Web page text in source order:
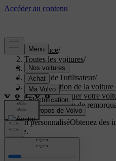
Assistance/
Toutes les voitures/
EC40 2027/
Manuel de l'utilisateur/
Immobilisation de la voiture
Faire remorquer votre
Activer le mode de
Soutien personnaliséObtenez des
voiture.
Connexion